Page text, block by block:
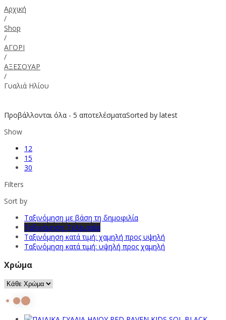
Αρχική
/
Shop
/
ΑΓΟΡΙ
/
ΑΞΕΣΟΥΑΡ
/
Γυαλιά Ηλίου
Προβάλλονται όλα - 5 αποτελέσματαSorted by latest
Show
12
15
30
Filters
Sort by
Ταξινόμηση με βάση τη δημοφιλία
Ταξινόμηση: Τελευταία
Ταξινόμηση κατά τιμή: χαμηλή προς υψηλή
Ταξινόμηση κατά τιμή: υψηλή προς χαμηλή
Χρώμα